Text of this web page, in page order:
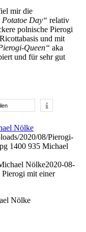
mir die
Potatoe Day“ relativ
polnische Pierogi
und mit
Queen“ aka
und für sehr gut
Nölke
2020/08/Pierogi-
1400 935 Michael
Nölke2020-08-
Pierogi mit einer
Nölke